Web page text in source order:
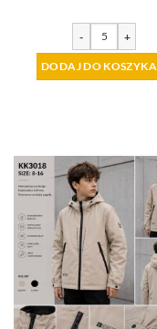
- +
DODAJ DO KOSZYKA